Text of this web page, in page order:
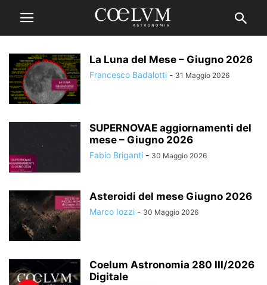
La Luna del Mese – Giugno 2026
Francesco Badalotti - 31 Maggio 2026
SUPERNOVAE aggiornamenti del
mese – Giugno 2026
Fabio Briganti - 30 Maggio 2026
Asteroidi del mese Giugno 2026
Marco Iozzi - 30 Maggio 2026
Coelum Astronomia 280 III/2026
Digitale